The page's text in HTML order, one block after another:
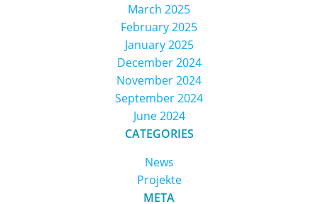
March 2025
February 2025
January 2025
December 2024
November 2024
September 2024
June 2024
CATEGORIES
News
Projekte
META